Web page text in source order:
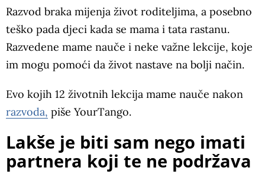
Razvod braka mijenja život roditeljima, a posebno
teško pada djeci kada se mama i tata rastanu.
Razvedene mame nauče i neke važne lekcije, koje
im mogu pomoći da život nastave na bolji način.
Evo kojih 12 životnih lekcija mame nauče nakon
razvoda, piše YourTango.
Lakše je biti sam nego imati
partnera koji te ne podržava